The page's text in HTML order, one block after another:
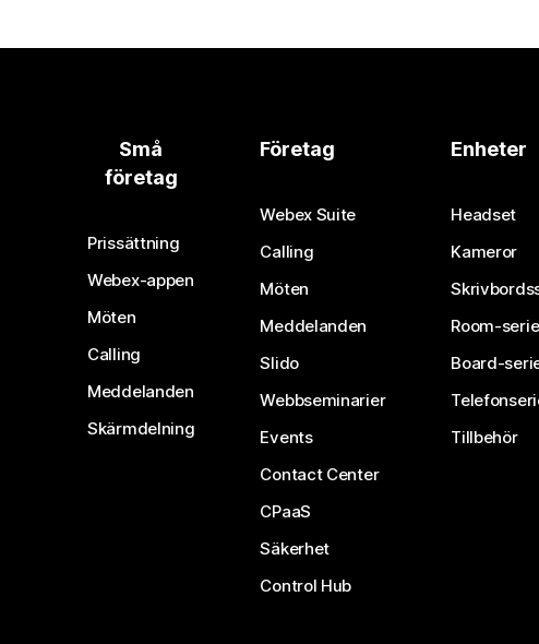
Små
företag
Prissättning
Webex-appen
Möten
Calling
Meddelanden
Skärmdelning
Företag
Webex Suite
Calling
Möten
Meddelanden
Slido
Webbseminarier
Events
Contact Center
CPaaS
Säkerhet
Control Hub
Enheter
Headset
Kameror
Room-
Board-
Tillbehör